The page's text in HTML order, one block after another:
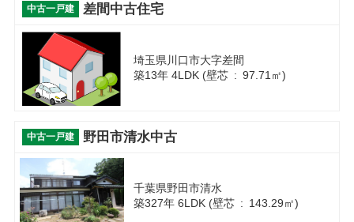
中古一戸建 差間中古住宅
埼玉県川口市大字差間
築13年 4LDK (壁芯 : 97.71㎡)
中古一戸建 野田市清水中古
千葉県野田市清水
築327年 6LDK (壁芯 : 143.29㎡)